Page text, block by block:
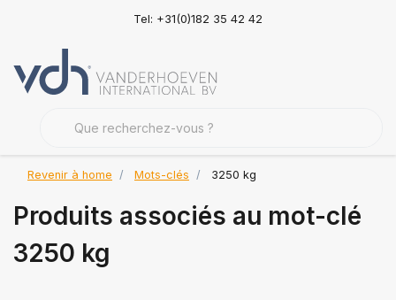
Tel: +31(0)182 35 42 42
Revenir à home Mots-clés 3250 kg
Produits associés au mot-clé
3250 kg